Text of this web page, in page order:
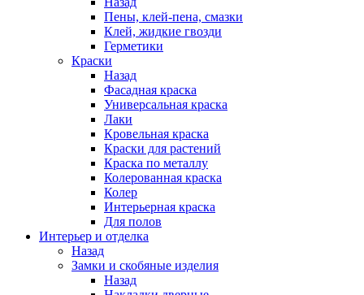
Пены, клей-пена, смазки
Клей, жидкие гвозди
Герметики
Краски
Назад
Фасадная краска
Универсальная краска
Лаки
Кровельная краска
Краски для растений
Краска по металлу
Колерованная краска
Колер
Интерьерная краска
Для полов
Интерьер и отделка
Назад
Замки и скобяные изделия
Назад